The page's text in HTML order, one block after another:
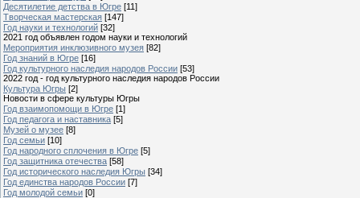
Десятилетие детства в Югре [11]
Творческая мастерская [147]
Год науки и технологий [32]
2021 год объявлен годом науки и технологий
Мероприятия инклюзивного музея [82]
Год знаний в Югре [16]
Год культурного наследия народов России [53]
2022 год - год культурного наследия народов России
Культура Югры [2]
Новости в сфере культуры Югры
Год взаимопомощи в Югре [1]
Год педагога и наставника [5]
Музей о музее [8]
Год семьи [10]
Год народного сплочения в Югре [5]
Год защитника отечества [58]
Год исторического наследия Югры [34]
Год единства народов России [7]
Год молодой семьи [0]